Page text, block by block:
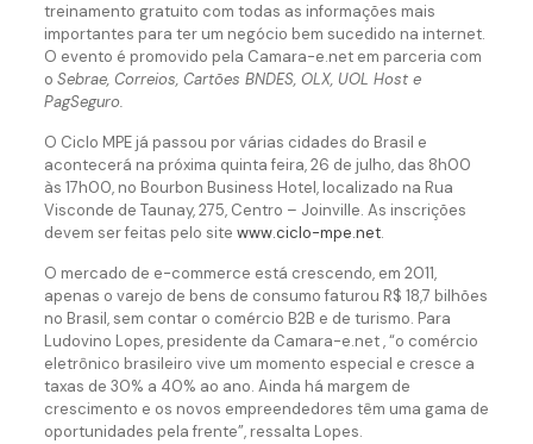
treinamento gratuito com todas as informações mais
importantes para ter um negócio bem sucedido na internet.
O evento é promovido pela Camara-e.net em parceria com
o Sebrae, Correios, Cartões BNDES, OLX, UOL Host e
PagSeguro.
O Ciclo MPE já passou por várias cidades do Brasil e
acontecerá na próxima quinta feira, 26 de julho, das 8h00
às 17h00, no Bourbon Business Hotel, localizado na Rua
Visconde de Taunay, 275, Centro – Joinville. As inscrições
devem ser feitas pelo site www.ciclo-mpe.net.
O mercado de e-commerce está crescendo, em 2011,
apenas o varejo de bens de consumo faturou R$ 18,7 bilhões
no Brasil, sem contar o comércio B2B e de turismo. Para
Ludovino Lopes, presidente da Camara-e.net , “o comércio
eletrônico brasileiro vive um momento especial e cresce a
taxas de 30% a 40% ao ano. Ainda há margem de
crescimento e os novos empreendedores têm uma gama de
oportunidades pela frente”, ressalta Lopes.